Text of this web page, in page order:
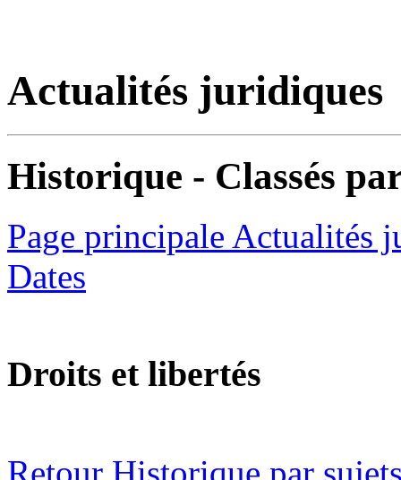
Actualités juridiques
Historique - Classés
Page principale Actualités
Dates
Droits et libertés